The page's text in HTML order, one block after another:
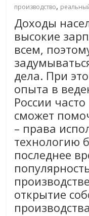
производство,
Доходы
высокие
всем,
дела. При
опыта в
России
сможет
– права
технологию
последнее
открытие